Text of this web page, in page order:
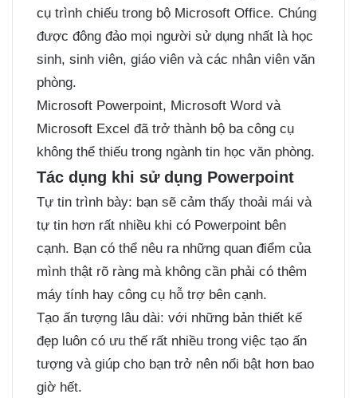
cụ trình chiếu trong bộ Microsoft Office. Chúng
được đông đảo mọi người sử dụng nhất là học
sinh, sinh viên, giáo viên và các nhân viên văn
phòng.
Microsoft Powerpoint, Microsoft Word và
Microsoft Excel đã trở thành bộ ba công cụ
không thể thiếu trong ngành tin học văn phòng.
Tác dụng khi sử dụng Powerpoint
Tự tin trình bày: bạn sẽ cảm thấy thoải mái và
tự tin hơn rất nhiều khi có Powerpoint bên
cạnh. Bạn có thể nêu ra những quan điểm của
mình thật rõ ràng mà không cần phải có thêm
máy tính hay công cụ hỗ trợ bên cạnh.
Tạo ấn tượng lâu dài: với những bản thiết kế
đẹp luôn có ưu thế rất nhiều trong việc tạo ấn
tượng và giúp cho bạn trở nên nổi bật hơn bao
giờ hết.